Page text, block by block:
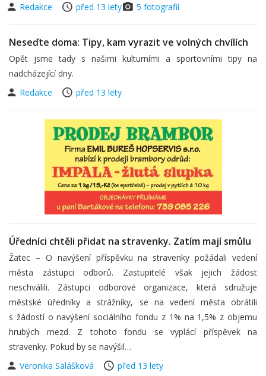
Redakce
před 13 lety 5 fotografií
Neseďte doma: Tipy, kam vyrazit ve volných chvílích
Opět jsme tady s našimi kulturními a sportovními tipy na
nadcházející dny.
Redakce
před 13 lety
Úředníci chtěli přidat na stravenky. Zatím mají smůlu
Žatec – O navýšení příspěvku na stravenky požádali vedení
města zástupci odborů. Zastupitelé však jejich žádost
neschválili. Zástupci odborové organizace, která sdružuje
městské úředníky a strážníky, se na vedení města obrátili
s žádostí o navýšení sociálního fondu z 1% na 1,5% z objemu
hrubých mezd. Z tohoto fondu se vyplácí příspěvek na
stravenky. Pokud by se navýšil…
Veronika Salášková
před 13 lety